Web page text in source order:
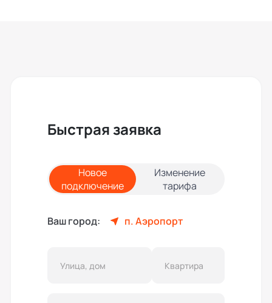
Быстрая заявка
Новое
подключение
Изменение
тарифа
Ваш город: п. Аэропорт